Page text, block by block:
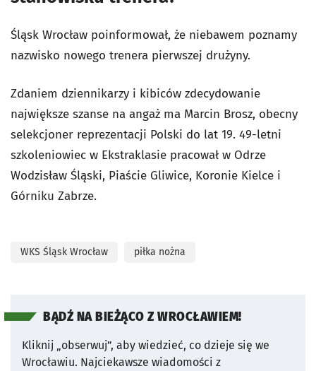
Śląsk Wrocław poinformował, że niebawem poznamy
nazwisko nowego trenera pierwszej drużyny.
Zdaniem dziennikarzy i kibiców zdecydowanie
największe szanse na angaż ma Marcin Brosz, obecny
selekcjoner reprezentacji Polski do lat 19. 49-letni
szkoleniowiec w Ekstraklasie pracował w Odrze
Wodzisław Śląski, Piaście Gliwice, Koronie Kielce i
Górniku Zabrze.
WKS Śląsk Wrocław piłka nożna
BĄDŹ NA BIEŻĄCO Z WROCŁAWIEM!
Kliknij „obserwuj”, aby wiedzieć, co dzieje się we
Wrocławiu. Najciekawsze wiadomości z